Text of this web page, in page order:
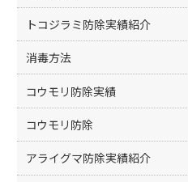
トコジラミ防除実績紹介
消毒方法
コウモリ防除実績
コウモリ防除
アライグマ防除実績紹介